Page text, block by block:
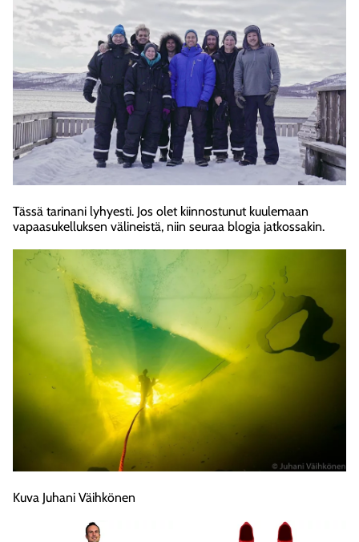
Tässä tarinani lyhyesti. Jos olet kiinnostunut kuulemaan
vapaasukelluksen välineistä, niin seuraa blogia jatkossakin.
Kuva Juhani Väihkönen